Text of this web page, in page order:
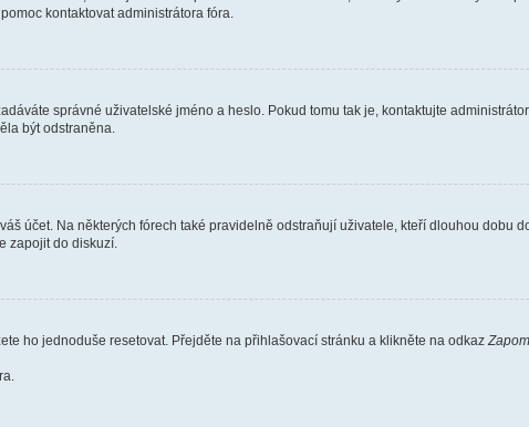
kontaktovat administrátora fóra.
správné uživatelské jméno a heslo. Pokud tomu tak je, kontaktujte
být odstraněna.
účet. Na některých fórech také pravidelně odstraňují uživatele, kteří dlouhou dobu
zapojit do diskuzí.
ho jednoduše resetovat. Přejděte na přihlašovací stránku a klikněte na odkaz